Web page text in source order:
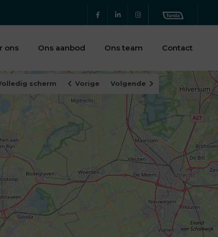
ons Ons aanbod Ons team Contact
scherm Vorige Volgende